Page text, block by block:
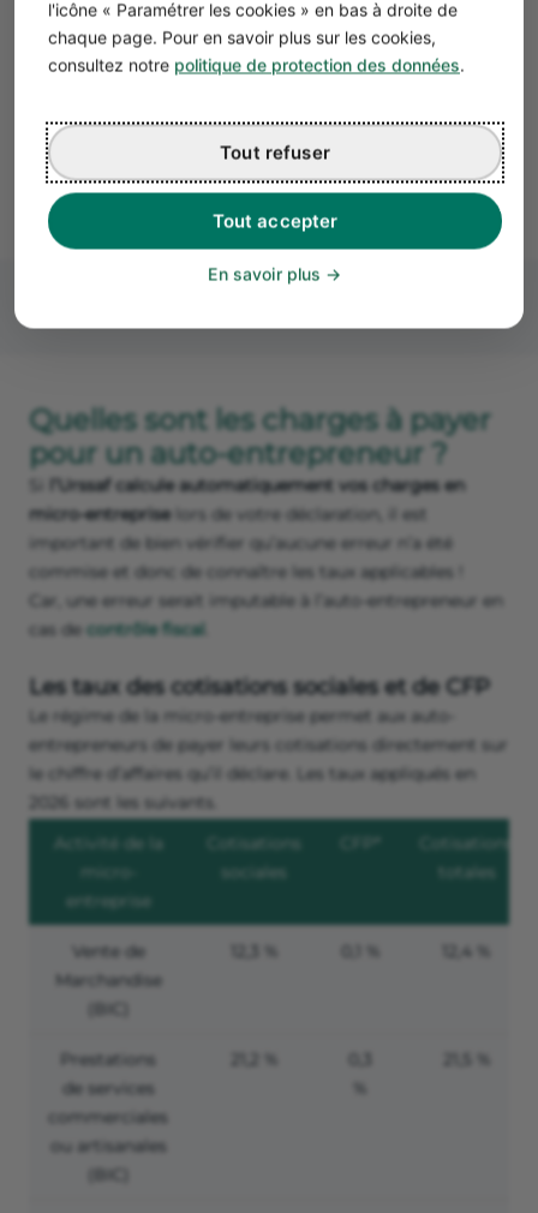
l'icône « Paramétrer les cookies » en bas à droite de
chaque page. Pour en savoir plus sur les cookies,
consultez notre politique de protection des données.
Tout accepter
Tout refuser
En savoir plus
les chambres consulaires (chambre du commerce et
de l’industrie et chambre des métiers et de l’artisanat).
modifiable
Quelles sont les charges à payer
pour un auto-entrepreneur ?
l’Urssaf calcule automatiquement vos charges en
micro-entrepriselors de votre déclaration, il est
important de bien vérifier qu’aucune erreur n’a été
commise et donc de connaître les taux applicables !
Car, une erreur serait imputable à l’auto-entrepreneur en
cas de contrôle fiscal
Les taux des cotisations sociales et de CFP
Le régime de la micro-entreprise permet aux auto-
entrepreneurs de payer leurs cotisations directement sur
le chiffre d’affaires qu’il déclare. Les taux appliqués en
2026 sont les suivants.
Activité de la
entreprise
Cotisations
sociales
CFP*
Cotisations
totales
Vente de
Marchandise
(BIC)
12,3 % 0,1 % 12,4 %
Prestations
de services
commerciales
ou artisanales
(BIC)
21,2 %
%
21,5 %